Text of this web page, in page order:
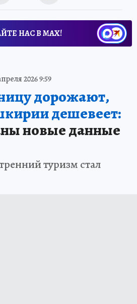
НАС В МАХ!
2026 9:59
дорожают,
дешевеет:
новые данные
туризм стал